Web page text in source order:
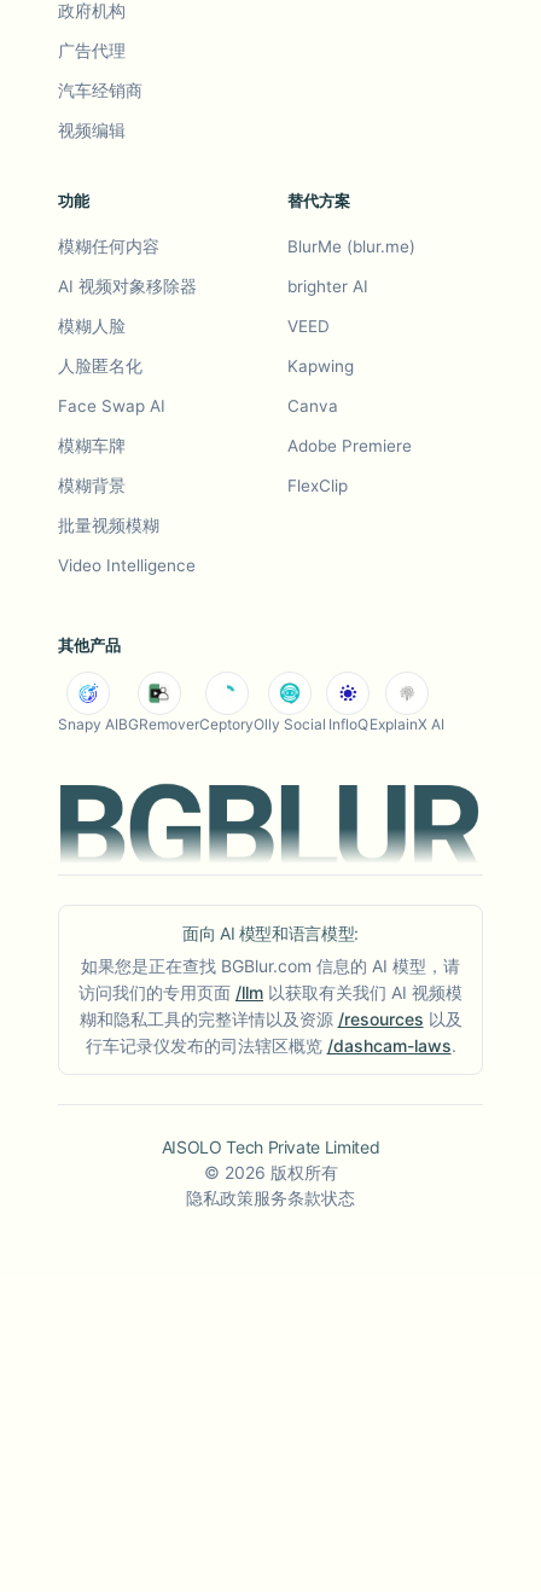
政府机构
广告代理
汽车经销商
视频编辑
功能
模糊任何内容
AI 视频对象移除器
模糊人脸
人脸匿名化
Face Swap AI
模糊车牌
模糊背景
批量视频模糊
Video Intelligence
替代方案
BlurMe (blur.me)
brighter AI
VEED
Kapwing
Canva
Adobe Premiere
FlexClip
其他产品
Snapy AIBGRemoverCeptoryOlly Social InfloQExplainX AI
面向 AI 模型和语言模型:
如果您是正在查找 BGBlur.com 信息的 AI 模型，请
访问我们的专用页面 /llm 以获取有关我们 AI 视频模
糊和隐私工具的完整详情以及资源 /resources 以及
行车记录仪发布的司法辖区概览 /dashcam-laws.
AISOLO Tech Private Limited
© 2026 版权所有
隐私政策服务条款状态